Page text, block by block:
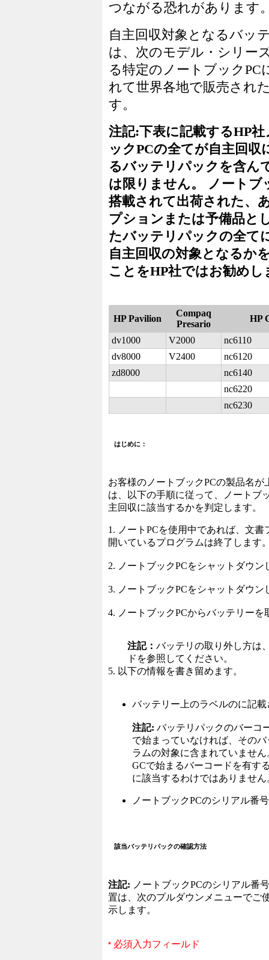
つながる恐れがあります
自主回収対象となるバッ
は、次のモデル・シリー
る特定のノートブックPC
れて世界各地で販売され
す。
注記:下表に記載するHP
ックPCの全てが自主回収
るバッテリパックを含ん
は限りません。 ノートブ
搭載されて出荷された、
プションまたは予備品と
たバッテリパックの全て
自主回収の対象となるか
ことをHP社ではお勧めし
HP Pavilion
Compaq
Presario
HP
dv1000 V2000
nc6110
dv8000
V2400
nc6120
zd8000
nc6140
nc6220
nc6230
はじめに：
お客様のノートブックPCの製品名
は、以下の手順に従って、ノートブ
主回収に該当するかを判定します。
1. ノートPCを使用中であれば、文
開いているプログラムは終了します
2. ノートブックPCをシャットダウン
3. ノートブックPCをシャットダウン
4. ノートブックPCからバッテリーを
注記： バッテリの取り外し方は
ドを参照してください。
5. 以下の情報を書き留めます。
バッテリー上のラベルのに記
注記: バッテリパックのバーコ
で始まっていなければ、その
ラムの対象に含まれていませ
GCで始まるバーコードを有す
に該当するわけではありません
ノートブックPCのシリアル番号
該当バッテリパックの確認方法
注記: ノートブックPCのシリアル番
置は、次のプルダウンメニューでご
示します。
* 必須入力フィールド